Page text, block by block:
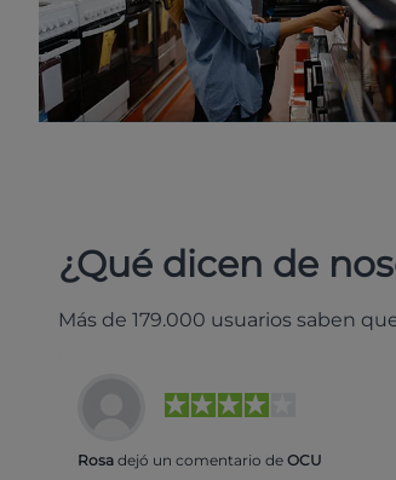
¿Qué dicen de
Más de 179.000 usuarios saben
Rosa dejó un comentario de OCU